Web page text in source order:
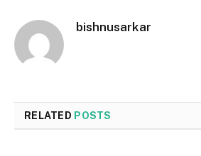
bishnusarkar
RELATED POSTS